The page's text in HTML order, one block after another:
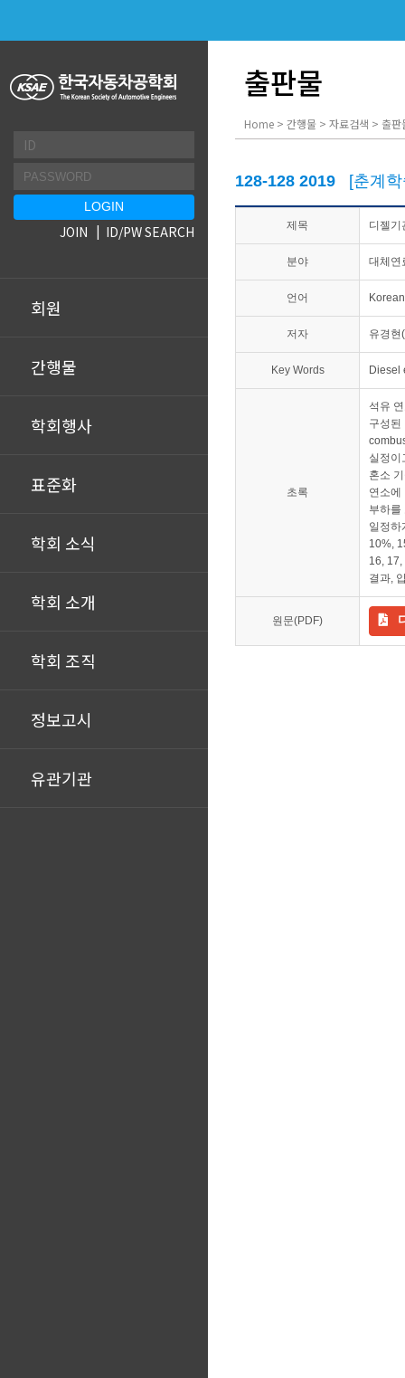
회원
간행물
학회행사
표준화
학회 소식
학회 소개
학회 조직
정보고시
유관기관
JOIN ID/PW SEARCH
출판물
Home > 간행물 > 자료검색 > 출판
128-128 2019 [춘계
제목 디젤기
분야 대체연
언어 Korean
저자 유경현
Key Words Diesel
초록
석유
구성된
실정이
혼소
연소에
부하를
일정하
10%,
16,
결과,
원문(PDF)